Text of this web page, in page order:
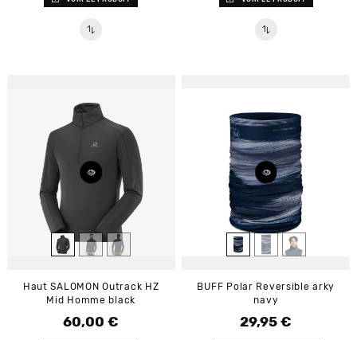
Haut SALOMON Outrack HZ
Mid Homme black
Prix
60,00 €
BUFF Polar Reversible arky
navy
Prix
29,95 €